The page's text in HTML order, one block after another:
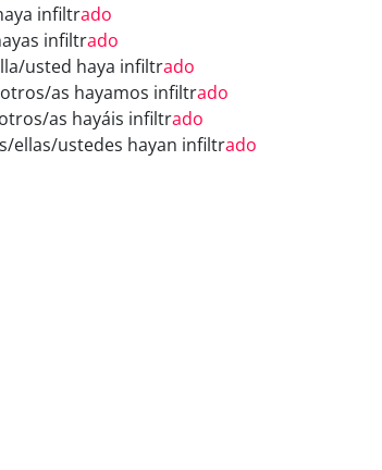
infiltrado
infiltrado
usted haya infiltrado
as hayamos infiltrado
as hayáis infiltrado
ellas/ustedes hayan infiltrado